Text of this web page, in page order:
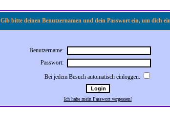
Gib bitte deinen Benutzernamen und dein Passwort ein, um dich
Benutzername:
Passwort:
Bei jedem Besuch automatisch einloggen:
Ich habe mein Passwort vergessen!